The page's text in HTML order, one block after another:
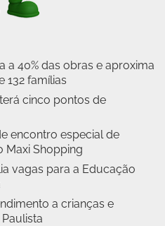
a 40% das obras e aproxima
132 famílias
cinco pontos de
encontro especial de
Maxi Shopping
vagas para a Educação
a crianças e